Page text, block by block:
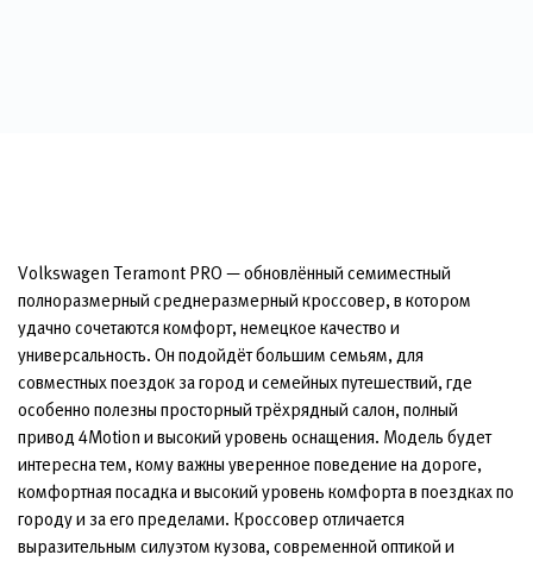
Volkswagen Teramont PRO — обновлённый семиместный
полноразмерный среднеразмерный кроссовер, в котором
удачно сочетаются комфорт, немецкое качество и
универсальность. Он подойдёт большим семьям, для
совместных поездок за город и семейных путешествий, где
особенно полезны просторный трёхрядный салон, полный
привод 4Motion и высокий уровень оснащения. Модель будет
интересна тем, кому важны уверенное поведение на дороге,
комфортная посадка и высокий уровень комфорта в поездках по
городу и за его пределами. Кроссовер отличается
выразительным силуэтом кузова, современной оптикой и